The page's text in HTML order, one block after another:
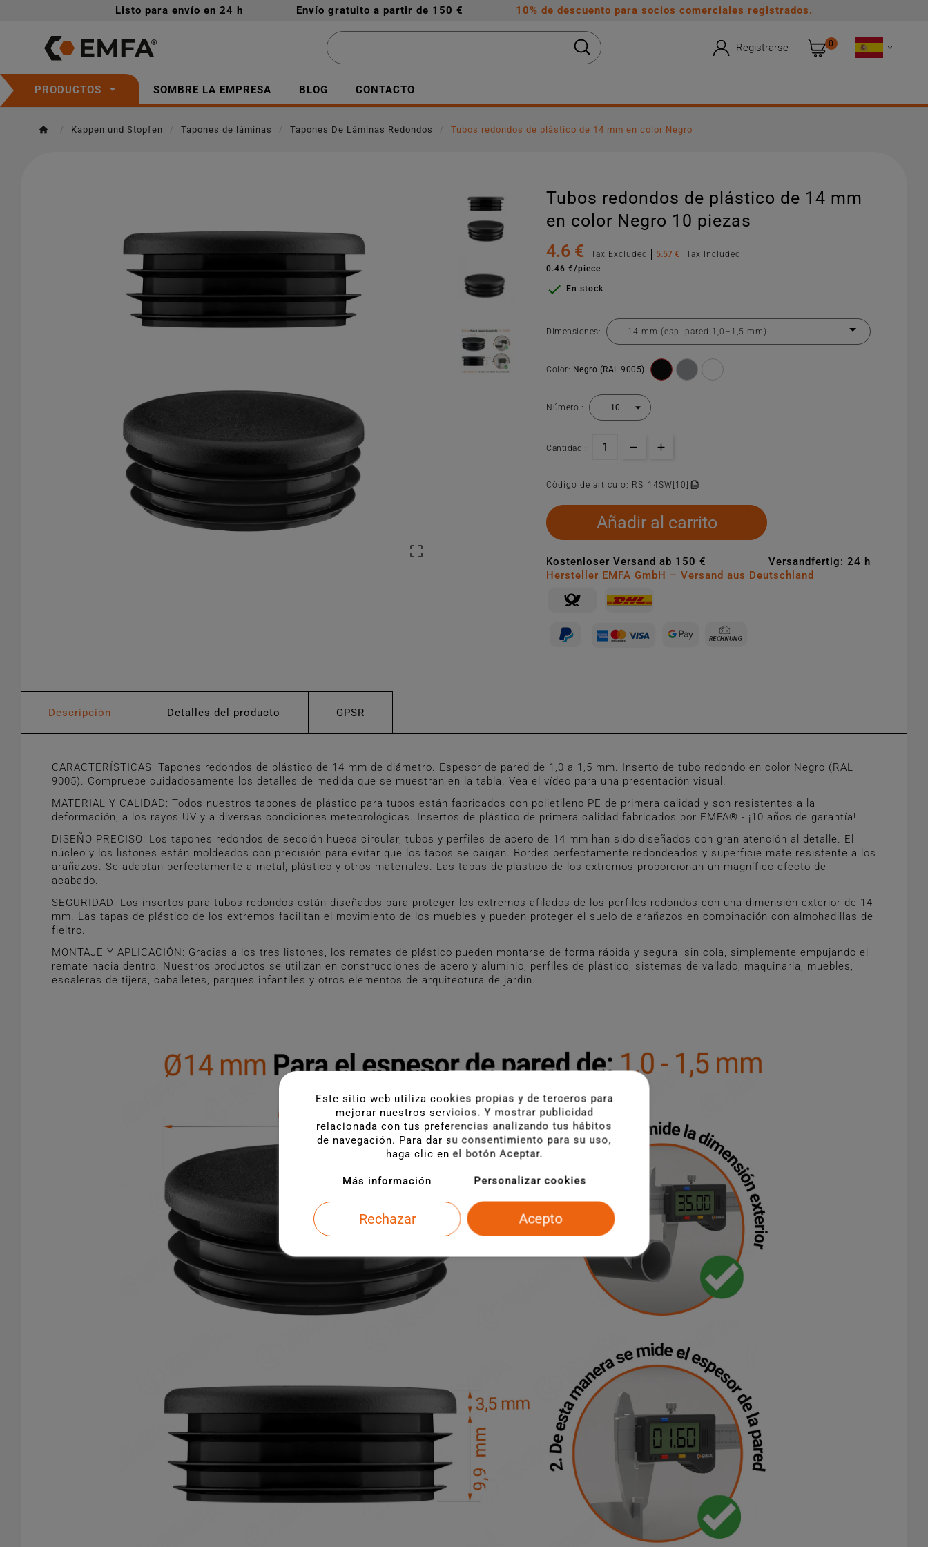
Listo para envío en 24 h Envío gratuito a partir de 150 € 10% de descuento para socios comerciales registrados.
Registrarse 0 
PRODUCTOS SOMBRE LA EMPRESA BLOG CONTACTO
Kappen und Stopfen Tapones de láminas Tapones De Láminas Redondos Tubos redondos de plástico de 14 mm en color Negro

Tubos redondos de plástico de 14 mm
en color Negro 10 piezas
4.6 €
Tax Excluded 5.57 €
Tax Included
0.46 €/piece
 En stock
Dimensiones:
Color: Negro (RAL 9005)
Número :
Cantidad :
Código de artículo: RS_14SW[10]
Añadir al carrito
Kostenloser Versand ab 150 €
Versandfertig: 24 h
Hersteller EMFA GmbH – Versand aus Deutschland
Descripción Detalles del producto GPSR
CARACTERÍSTICAS: Tapones redondos de plástico de 14 mm de diámetro. Espesor de pared de 1,0 a 1,5 mm. Inserto de tubo redondo en color Negro (RAL
9005). Compruebe cuidadosamente los detalles de medida que se muestran en la tabla. Vea el vídeo para una presentación visual.
MATERIAL Y CALIDAD: Todos nuestros tapones de plástico para tubos están fabricados con polietileno PE de primera calidad y son resistentes a la
deformación, a los rayos UV y a diversas condiciones meteorológicas. Insertos de plástico de primera calidad fabricados por EMFA® - ¡10 años de garantía!
DISEÑO PRECISO: Los tapones redondos de sección hueca circular, tubos y perfiles de acero de 14 mm han sido diseñados con gran atención al detalle. El
núcleo y los listones están moldeados con precisión para evitar que los tacos se caigan. Bordes perfectamente redondeados y superficie mate resistente a los
arañazos. Se adaptan perfectamente a metal, plástico y otros materiales. Las tapas de plástico de los extremos proporcionan un magnífico efecto de
acabado.
SEGURIDAD: Los insertos para tubos redondos están diseñados para proteger los extremos afilados de los perfiles redondos con una dimensión exterior de 14
mm. Las tapas de plástico de los extremos facilitan el movimiento de los muebles y pueden proteger el suelo de arañazos en combinación con almohadillas de
fieltro.
MONTAJE Y APLICACIÓN: Gracias a los tres listones, los remates de plástico pueden montarse de forma rápida y segura, sin cola, simplemente empujando el
remate hacia dentro. Nuestros productos se utilizan en construcciones de acero y aluminio, perfiles de plástico, sistemas de vallado, maquinaria, muebles,
escaleras de tijera, caballetes, parques infantiles y otros elementos de arquitectura de jardín.
Este sitio web utiliza cookies propias y de terceros para
mejorar nuestros servicios. Y mostrar publicidad
relacionada con tus preferencias analizando tus hábitos
de navegación. Para dar su consentimiento para su uso,
haga clic en el botón Aceptar.
Más información Personalizar cookies
Rechazar Acepto